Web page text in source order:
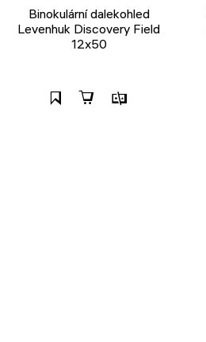
Binokulární dalekohled
Levenhuk Discovery Field
12x50